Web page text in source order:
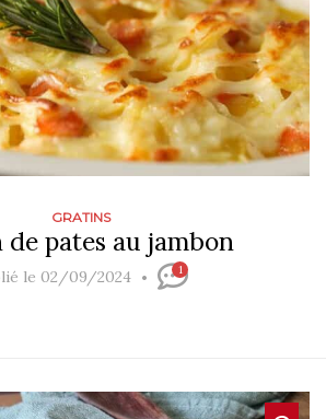
GRATINS
de pates au jambon
le 02/09/2024 1